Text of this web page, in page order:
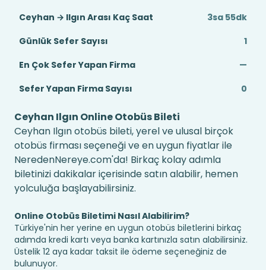
Ceyhan → Ilgın Arası Kaç Saat
3sa 55dk
Günlük Sefer Sayısı
1
En Çok Sefer Yapan Firma
—
Sefer Yapan Firma Sayısı
0
Ceyhan Ilgın Online Otobüs Bileti
Ceyhan Ilgın otobüs bileti, yerel ve ulusal birçok
otobüs firması seçeneği ve en uygun fiyatlar ile
NeredenNereye.com'da! Birkaç kolay adımla
biletinizi dakikalar içerisinde satın alabilir, hemen
yolculuğa başlayabilirsiniz.
Online Otobüs Biletimi Nasıl Alabilirim?
Türkiye'nin her yerine en uygun otobüs biletlerini birkaç
adımda kredi kartı veya banka kartınızla satın alabilirsiniz.
Üstelik 12 aya kadar taksit ile ödeme seçeneğiniz de
bulunuyor.